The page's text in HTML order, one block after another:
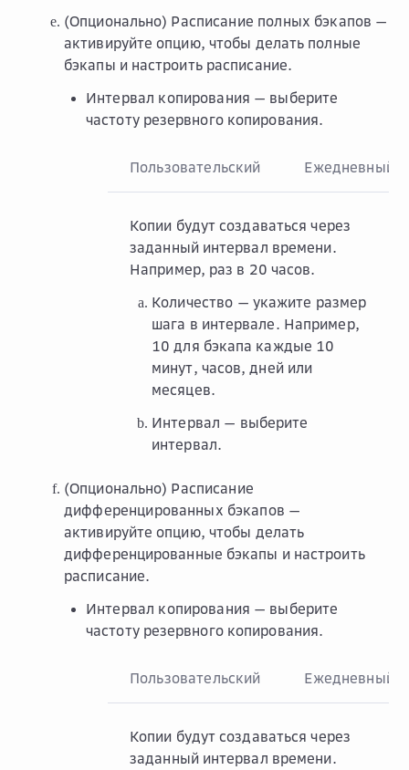
(Опционально) Расписание полных бэкапов —
активируйте опцию, чтобы делать полные
бэкапы и настроить расписание.
Интервал копирования — выберите
частоту резервного копирования.
Пользовательский Ежедневный
Копии будут создаваться через
заданный интервал времени.
Например, раз в 20 часов.
Количество — укажите размер
шага в интервале. Например,
10 для бэкапа каждые 10
минут, часов, дней или
месяцев.
Интервал — выберите
интервал.
(Опционально) Расписание
дифференцированных бэкапов —
активируйте опцию, чтобы делать
дифференцированные бэкапы и настроить
расписание.
Интервал копирования — выберите
частоту резервного копирования.
Пользовательский Ежедневный
Копии будут создаваться через
заданный интервал времени.